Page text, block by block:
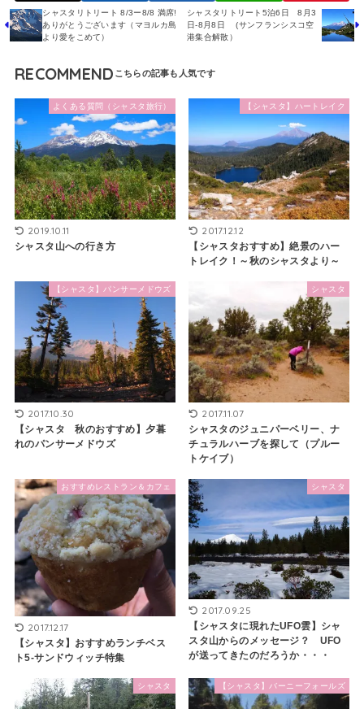
シャスタリトリート 8/3ー8/8 満席!
ありがとうございます（マヨルカ島
より愛をこめて）
シャスタリトリート5泊6日 8月3
日-8月8日 (サンフランシスコ空
港集合解散）
RECOMMEND
よくある質問（シャスタ旅行）
2019.10.11
シャスタ山への行き方
【シャスタ】ハートレイク
2017.12.12
【シャスタおすすめ】絶景のハー
トレイク！～秋のシャスタより～
【シャスタ】パンサーメドウズ
2017.10.30
【シャスタ 秋のおすすめ】夕暮
れのパンサーメドウズ
シャスタ
2017.11.07
シャスタのジュニパーベリー、ナ
チュラルハーブを探して（プルー
トケイブ）
おすすめレストラン＆カフェ
2017.12.17
【シャスタ】おすすめランチベス
ト5-サンドウィッチ特集
シャスタ
2017.09.25
【シャスタに現れたUFO雲】シャ
スタ山からのメッセージ？ UFO
が送ってきたのだろうか・・・
シャスタ 【シャスタ】バーニーフォールズ